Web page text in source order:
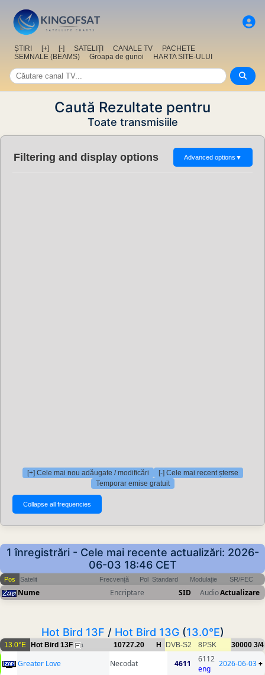
ȘTIRI [+] [-] SATELIȚI CANALE TV
PACHETE
SEMNALE (BEAMS)
Groapa de gunoi HARTA SITE-ULUI
Caută Rezultate pentru
Toate transmisiile
Filtering and display options Advanced options ▼
[+] Cele mai nou adăugate / modificări
[-] Cele mai recent șterse
Temporar emise gratuit
1 înregistrări - Cele mai recente actualizări: 2026-
06-03 18:46 CET
Pos Satelit Frecvență Pol Standard Modulație SR/FEC
Nume Encriptare SID AudioActualizare
Hot Bird 13F / Hot Bird 13G(13.0°E)
13.0°E Hot Bird 13F 1 10727.20 H DVB-S2 8PSK 30000 3/4
Greater Love Necodat 4611
6112
eng
2026-06-03+